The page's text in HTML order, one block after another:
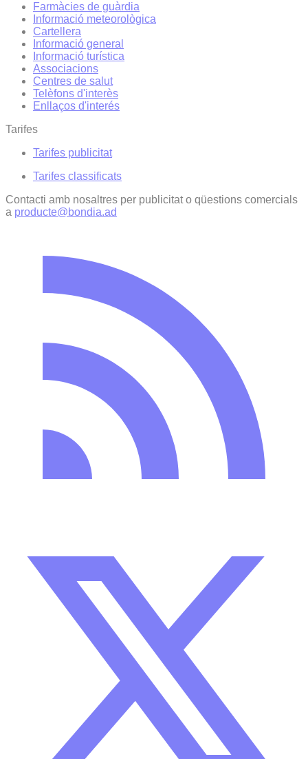
Farmàcies de guàrdia
Informació meteorològica
Cartellera
Informació general
Informació turística
Associacions
Centres de salut
Telèfons d'interès
Enllaços d'interés
Tarifes
Tarifes publicitat
Tarifes classificats
Contacti amb nosaltres per publicitat o qüestions comercials
a producte@bondia.ad